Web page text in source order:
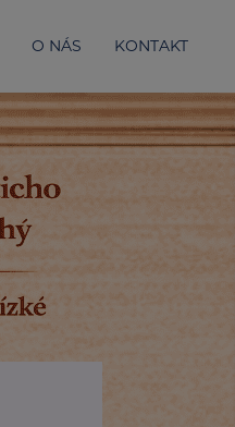
O NÁS KONTAKT